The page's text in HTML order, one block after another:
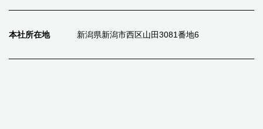
本社所在地 新潟県新潟市西区山田3081番地6